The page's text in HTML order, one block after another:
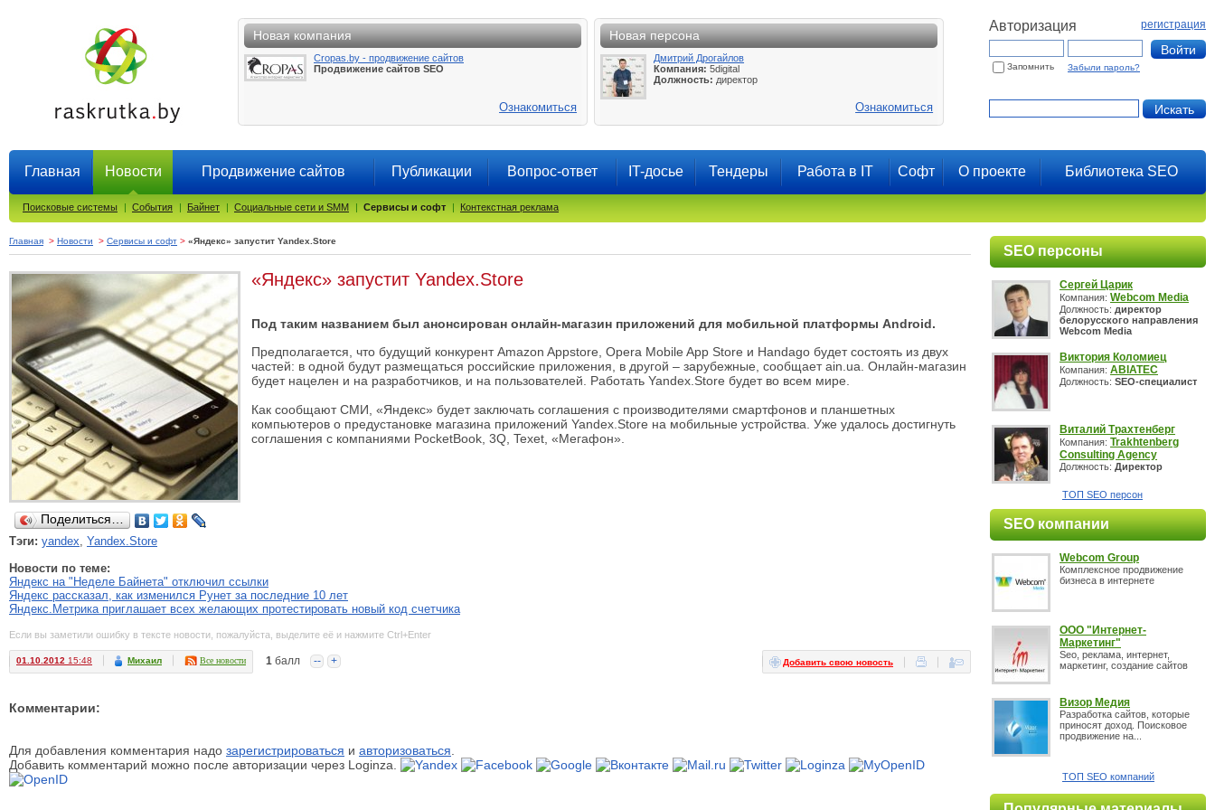
Новая компания
Cropas.by - продвижение сайтов
Продвижение сайтов SEO
Ознакомиться
Новая персона
Дмитрий Дрогайлов
Компания: 5digital
Должность: директор
Ознакомиться
Авторизация регистрация
Запомнить Забыли пароль?
Главная Новости Продвижение сайтов Публикации Вопрос-ответ IT-досье Тендеры Работа в IT Софт О проекте Библиотека SEO
Поисковые системы | События | Байнет | Социальные сети и SMM | Сервисы и софт | Контекстная реклама
Главная > Новости > Сервисы и софт > «Яндекс» запустит Yandex.Store
«Яндекс» запустит Yandex.Store
Под таким названием был анонсирован онлайн-магазин приложений для мобильной платформы Android.
Предполагается, что будущий конкурент Amazon Appstore, Opera Mobile App Store и Handago будет состоять из двух
частей: в одной будут размещаться российские приложения, в другой – зарубежные, сообщает ain.ua. Онлайн-магазин
будет нацелен и на разработчиков, и на пользователей. Работать Yandex.Store будет во всем мире.
Как сообщают СМИ, «Яндекс» будет заключать соглашения с производителями смартфонов и планшетных
компьютеров о предустановке магазина приложений Yandex.Store на мобильные устройства. Уже удалось достигнуть
соглашения с компаниями PocketBook, 3Q, Texet, «Мегафон».
Поделиться…
Тэги: yandex, Yandex.Store
Новости по теме:
Яндекс на "Неделе Байнета" отключил ссылки
Яндекс рассказал, как изменился Рунет за последние 10 лет
Яндекс.Метрика приглашает всех желающих протестировать новый код счетчика
Если вы заметили ошибку в тексте новости, пожалуйста, выделите её и нажмите Ctrl+Enter
01.10.2012 15:48 Михаил Все новости 1 балл Добавить свою новость
-- +
Комментарии:
Для добавления комментария надо зарегистрироваться и авторизоваться
Добавить комментарий можно после авторизации через Loginza.
SEO персоны
Сергей Царик
Компания: Webcom Media
Должность: директор
белорусского направления
Webcom Media
Виктория Коломиец
Компания: ABIATEC
Должность: SEO-специалист
Виталий Трахтенберг
Компания: Trakhtenberg
Consulting Agency
Должность: Директор
ТОП SEO персон
SEO компании
Webcom Group
Комплексное продвижение
бизнеса в интернете
OOO "Интернет-
Маркетинг"
Seo, реклама, интернет,
маркетинг, создание сайтов
Визор Медия
Разработка сайтов, которые
приносят доход. Поисковое
продвижение на...
ТОП SEO компаний